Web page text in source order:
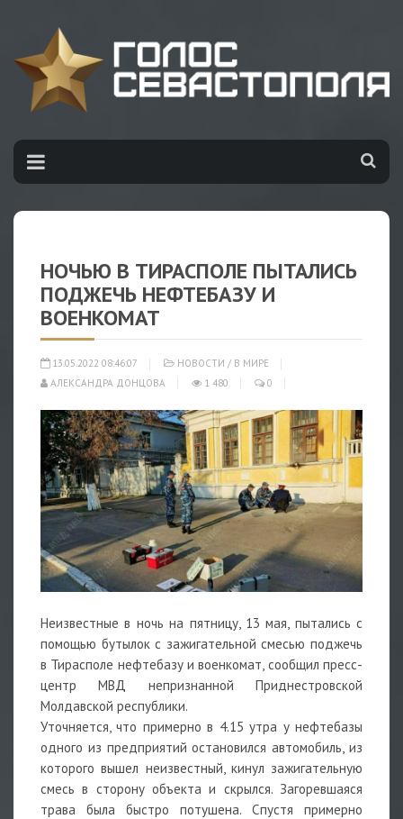
НОЧЬЮ В ТИРАСПОЛЕ ПЫТАЛИСЬ
ПОДЖЕЧЬ НЕФТЕБАЗУ И
ВОЕНКОМАТ
13.05.2022 08:46:07 НОВОСТИ / В МИРЕ
АЛЕКСАНДРА ДОНЦОВА
1 480 0
Неизвестные в ночь на пятницу, 13 мая, пытались с
помощью бутылок с зажигательной смесью поджечь
в Тирасполе нефтебазу и военкомат, сообщил пресс-
центр МВД непризнанной Приднестровской
Молдавской республики.
Уточняется, что примерно в 4.15 утра у нефтебазы
одного из предприятий остановился автомобиль, из
которого вышел неизвестный, кинул зажигательную
смесь в сторону объекта и скрылся. Загоревшаяся
трава была быстро потушена. Спустя примерно